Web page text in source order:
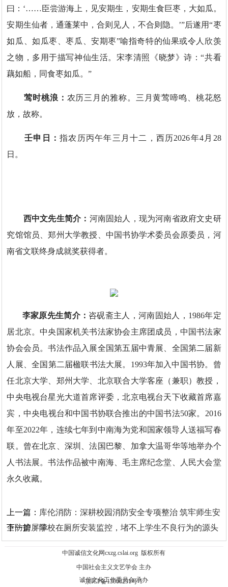
曰：‘……臣尝游海上，见安期生，安期生食巨枣，大如瓜。
安期生仙者，通蓬莱中，合则见人，不合则隐。’”后遂用“枣
如瓜、如瓜枣、枣瓜、安期枣”喻指奇特的仙果或令人欣羡
之物，多用于描写神仙生活。宋李清照《晓梦》诗：“共看
藕如船，同食枣如瓜。”
莺时桃浪： 农历三月的雅称。三月黄莺啼鸣、桃花怒
放，故称。
壬申日：指农历丙午年三月十二，西历2026年4月28
日。
西中文先生简介： 河南固始人，现为河南省政府文史研
究馆馆员、郑州大学教授、中国书协学术委员会原委员，河
南省文联终身成就奖获得者。
李家原先生简介： 咨砚斋主人，河南固始人，1986年定
居北京。中央国家机关书法家协会主席团成员，中国书法家
协会会员。书法作品入展全国第五届中青展、全国第二届新
人展、全国第二届楹联书法大展。1993年加入中国书协。曾
任北京大学、郑州大学、北京联合大学客座（兼职）教授，
中央电视台星光大道首席评委，北京电视台天下收藏首席嘉
宾，中央电视台和中国书协联合推出的中国书法50家。2016
年至2022年，连续七年到中南海为党和国家领导人送福写春
联。曾在北京、深圳、法国巴黎、加拿大温哥华等地举办个
人书法展。书法作品被中南海、毛主席纪念堂、人民大会堂
永久收藏。
上一篇： 库伦消防：深耕校园消防安全专项整治 筑牢师生安
全防护屏障
下一篇：学校在厕所安装监控，堵不上学生不良行为的源头
中国诚信文化网cxzg.cslai.org 版权所有
中国社会主义文艺学会 主办
诚信文化工作委员会 承办
京ICP备13008251号-1